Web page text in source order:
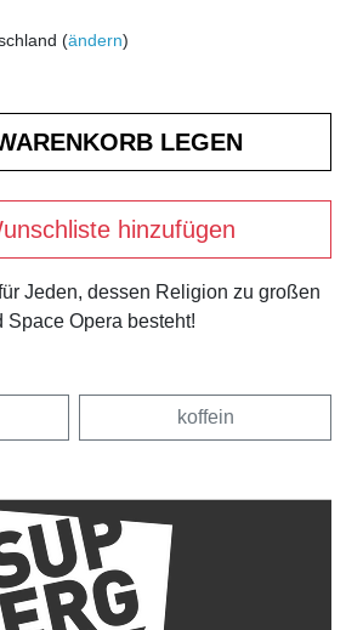
(ändern)
hinzufügen
Jeden, dessen Religion zu großen
Space Opera besteht!
koffein